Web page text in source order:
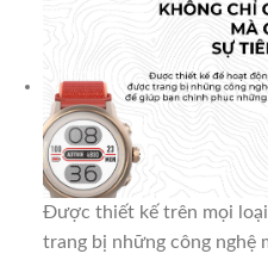
Được thiết kế trên mọi
trang bị những công nghệ